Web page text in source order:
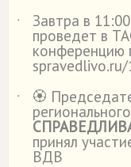
˙
Завтра в
проведет в
конференцию
˙
🏵️
принял
ВДВ